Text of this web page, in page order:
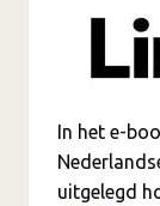
In het e-
uitgelegd